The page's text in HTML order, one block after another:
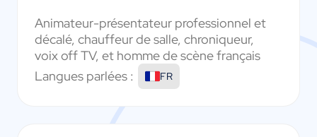
Animateur-présentateur professionnel et
décalé, chauffeur de salle, chroniqueur,
voix off TV, et homme de scène français
Langues parlées :
FR